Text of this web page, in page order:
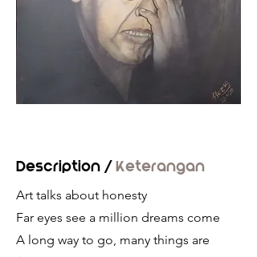
Description /Keterangan
Art talks about honesty
Far eyes see a million dreams come
A long way to go, many things are